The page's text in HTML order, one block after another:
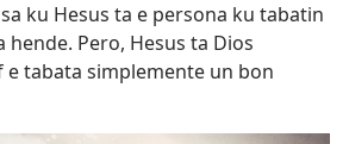
ku Hesus ta e persona ku tabatin
Pero, Hesus ta Dios
e tabata simplemente un bon